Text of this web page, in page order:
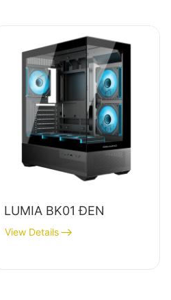
LUMIA BK01 ĐEN
View Details